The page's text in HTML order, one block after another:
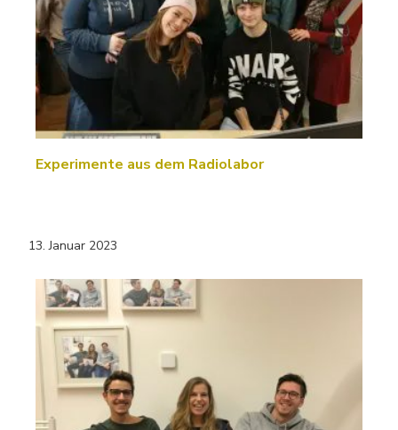
Experimente aus dem Radiolabor
13. Januar 2023